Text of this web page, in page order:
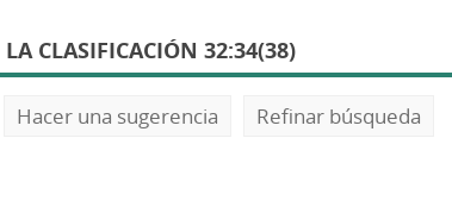
CLASIFICACIÓN 32:34(38)
Hacer una sugerencia
Refinar búsqueda